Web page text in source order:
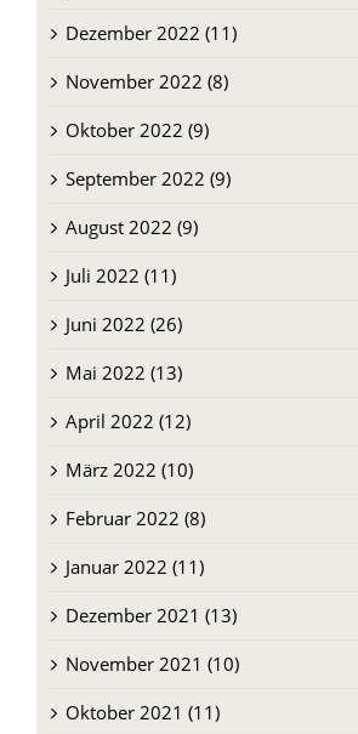
November 2022 (8)
Oktober 2022 (9)
September 2022 (9)
August 2022 (9)
Juli 2022 (11)
Juni 2022 (26)
Mai 2022 (13)
April 2022 (12)
März 2022 (10)
Februar 2022 (8)
Januar 2022 (11)
Dezember 2021 (13)
November 2021 (10)
Oktober 2021 (11)
September 2021 (9)